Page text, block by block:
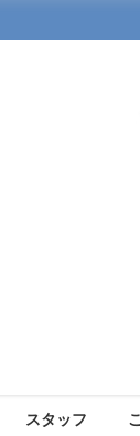
スタッフ